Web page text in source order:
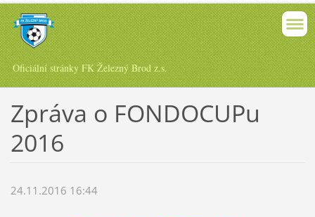
Oficiální stránky FK Železný Brod z.s.
Zpráva o FONDOCUPu
2016
24.11.2016 16:44